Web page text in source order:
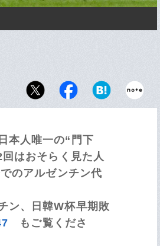
本人唯一の“門下
はおそらく見た人
のアルゼンチン代
ン、日韓W杯早期敗
もご覧くださ